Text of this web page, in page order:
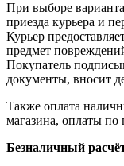
При выборе
приезда курьера и
Курьер
предмет
Покупатель
документы, вносит
Также оплата
магазина, оплаты по
Безналичный